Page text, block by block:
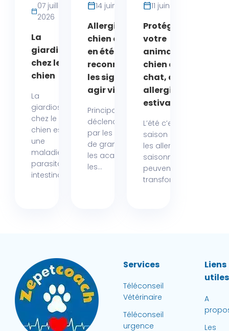
07 juillet
2026
La
giardiose
chez le
chien
La
giardiose
chez le
chien est
une
maladie
parasitaire
intestinale...
14 juin 2026
Allergie
chien chat
en été :
reconnaître
les signes et
agir vite
Principalement
déclenchées
par les pollens
de graminées,
les acariens,
les...
11 juin 2026
Protégez
votre
animal,
chien ou
chat, des
allergies
estivales
L’été c’est la
saison où
les allergies
saisonnières
peuvent
transformer...
Services
Téléconseil
Vétérinaire
Téléconseil
urgence
Liens
utiles
A
Les